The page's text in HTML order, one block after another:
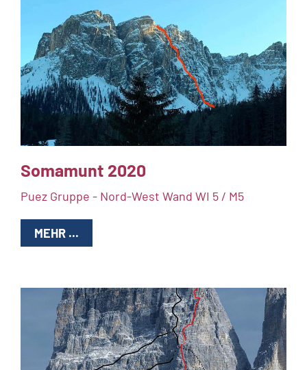
Somamunt 2020
Puez Gruppe - Nord-West Wand WI 5 / M5
MEHR ...